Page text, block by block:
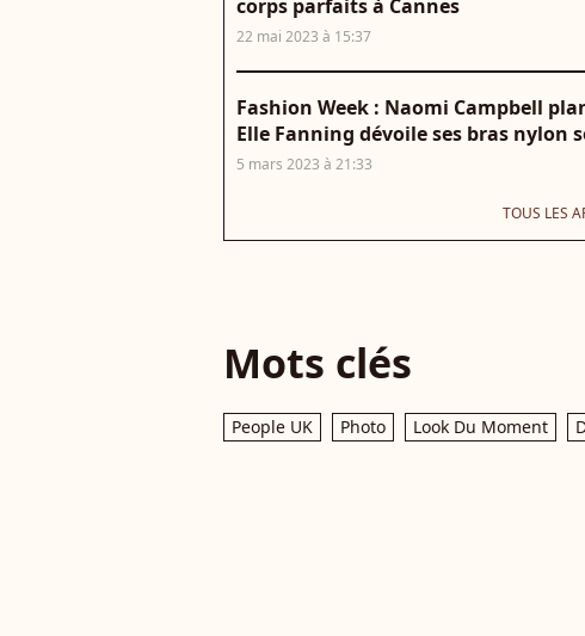
corps parfaits à Cannes
22 mai 2023 à 15:37
Fashion Week : Naomi Campbell
Elle Fanning dévoile ses bras nylon
5 mars 2023 à 21:33
TOUS LES
Mots clés
People UK Photo Look Du Moment